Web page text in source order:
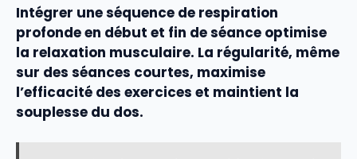
Intégrer une séquence de respiration
profonde en début et fin de séance optimise
la relaxation musculaire. La régularité, même
sur des séances courtes, maximise
l’efficacité des exercices et maintient la
souplesse du dos.